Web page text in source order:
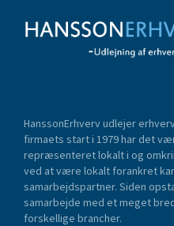
HanssonErhverv udlejer
firmaets start i 1979 har det
repræsenteret lokalt i og
ved at være lokalt forankret
samarbejdspartner. Siden
samarbejde med et meget
forskellige brancher.